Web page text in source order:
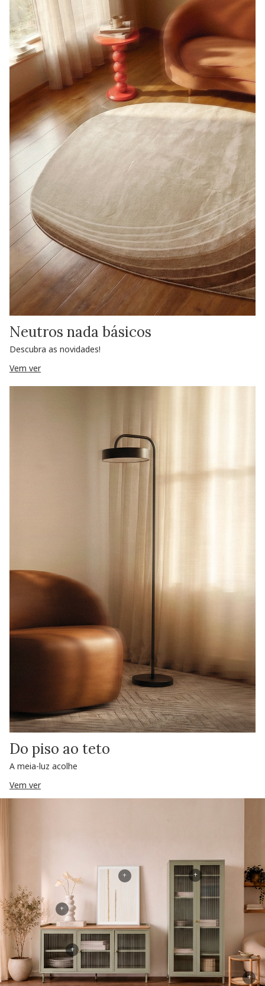
Neutros nada básicos
Descubra as novidades!
Vem ver
Do piso ao teto
A meia-luz acolhe
Vem ver
+
+
+
+
+